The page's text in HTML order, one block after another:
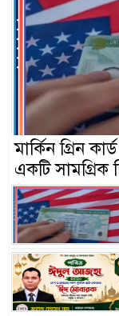
মার্কিন গ্রিন
একটি সামগ্রিক